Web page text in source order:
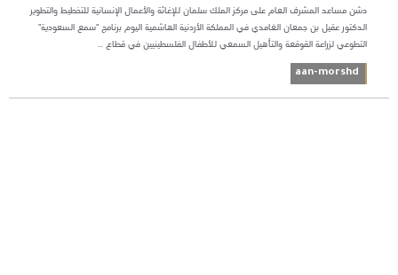
دشن مساعد المشرف العام على مركز الملك سلمان للإغاثة والأعمال الإنسانية للتخطيط والتطوير
الدكتور عقيل بن جمعان الغامدي في المملكة الأردنية الهاشمية اليوم برنامج "سمع السعودية"
التطوعي لزراعة القوقعة والتأهيل السمعي للأطفال الفلسطينيين في قطاع ...
aan-morshd